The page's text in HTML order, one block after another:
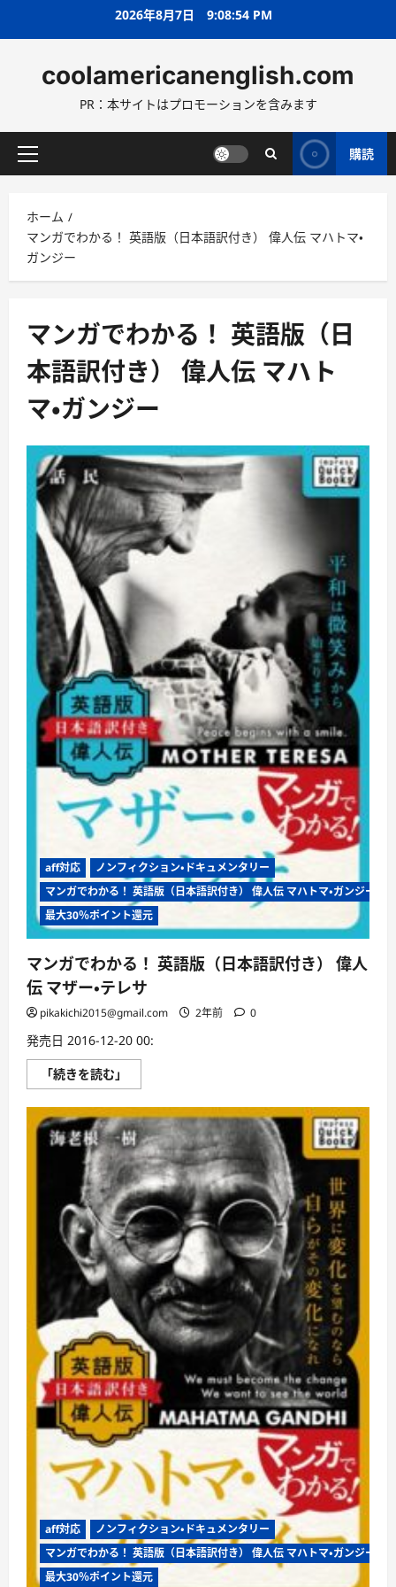
ス
ッ
2026年8月7日 9:08:56 PM
coolamericanenglish.com
PR：本サイトはプロモーションを含みます
メ
メ
ニ
ュ
ー
購読
ホーム
マンガでわかる！ 英語版（日本語訳付き） 偉人伝 マハトマ・
ガンジー
マンガでわかる！ 英語版（日
本語訳付き） 偉人伝 マハト
マ・ガンジー
aff対応
ノンフィクション・ドキュメンタリー
マンガでわかる！ 英語版（日本語訳付き） 偉人伝 マハトマ・ガンジー
最大30％ポイント還元
マンガでわかる！ 英語版（日本語訳付き） 偉人
伝 マザー・テレサ
pikakichi2015@gmail.com 2年前 0
発売日 2016-12-20 00:
「続きを読む」
ン
で
わ
か
る！
英
語
版
（日
本
語
訳
付
き）
偉
人
伝
マ
ザ
ー・
テ
レ
サ
に
つ
い
て
さ
ら
に
読
aff対応
ノンフィクション・ドキュメンタリー
マンガでわかる！ 英語版（日本語訳付き） 偉人伝 マハトマ・ガンジー
最大30％ポイント還元